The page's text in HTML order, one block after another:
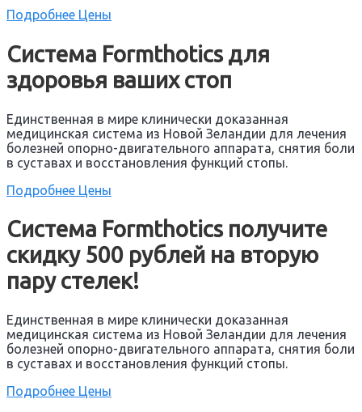
Подробнее Цены
Система Formthotics для
здоровья ваших стоп
Eдинственная в мире клинически доказанная
медицинская система из Новой Зеландии для лечения
болезней опорно-двигательного аппарата, снятия боли
в суставах и восстановления функций стопы.
Подробнее Цены
Система Formthotics получите
скидку 500 рублей на вторую
пару стелек!
Eдинственная в мире клинически доказанная
медицинская система из Новой Зеландии для лечения
болезней опорно-двигательного аппарата, снятия боли
в суставах и восстановления функций стопы.
Подробнее Цены